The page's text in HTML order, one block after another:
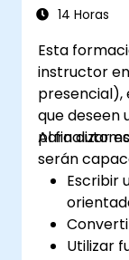
14 Horas
Esta
instructor
presencial),
que deseen
para
Al finalizar
serán
Escribir
Utilizar